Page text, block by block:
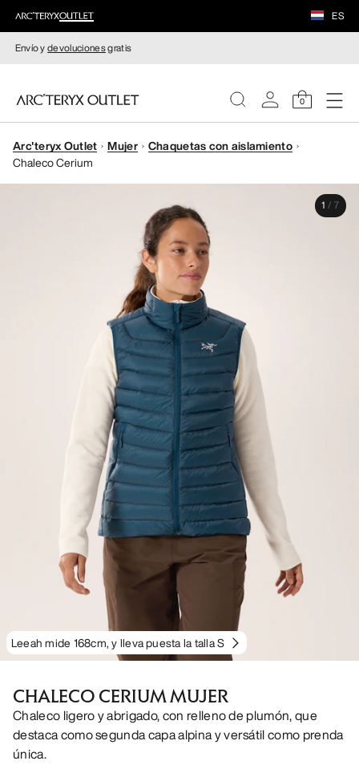
ES
Envío ydevolucionesgratis
0
MUJERE
Arc'teryx Outlet Mujer
Chaquetas con aislamiento
Chaleco Cerium
Leeah mide 168cm, y lleva puesta la talla S
1 / 7
CHALECO CERIUM MUJER
Chaleco ligero y abrigado, con relleno de plumón, que
destaca como segunda capa alpina y versátil como prenda
única.